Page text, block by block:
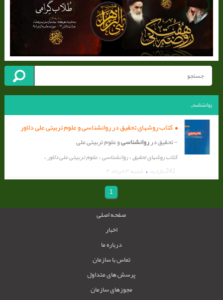
روانشناسی
کتاب روشهای تحقیق در روانشناسی و علوم تربیتی علی دلاور
- تحقیق درروانشناسیو علوم تربیتی علی
کتاب روشهای تحقیق،روانشناسی،علوم تربیتی علی دلاور،
241 بازدید ، شنبه ۳ خرداد ۴
1
صفحه اصلی
اخبار
درباره ما
تماس با سازمان
پرسش های متداول
مجوزهای سازمان